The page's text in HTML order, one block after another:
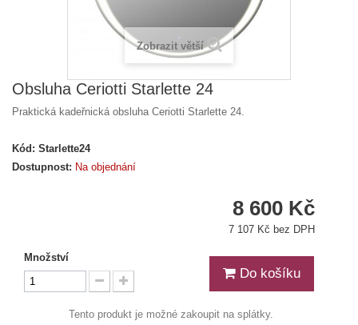
Zobrazit větší
Obsluha Ceriotti Starlette 24
Praktická kadeřnická obsluha Ceriotti Starlette 24.
Kód: Starlette24
Dostupnost: Na objednání
8 600 Kč
7 107 Kč bez DPH
Množství
Do košíku
Tento produkt je možné zakoupit na splátky.